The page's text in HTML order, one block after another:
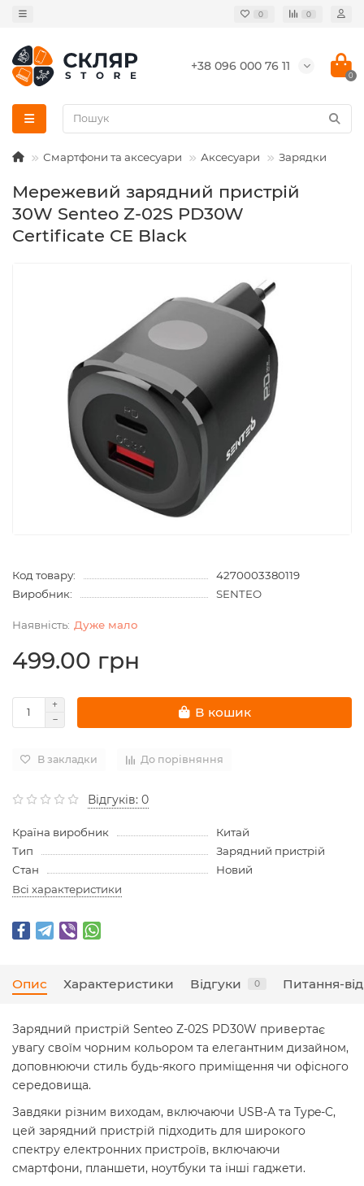
0 0
+38 096 000 76 11
0
Смартфони та аксесуари Аксесуари Зарядки
Мережевий зарядний пристрій
30W Senteo Z-02S PD30W
Certificate CE Black
Код товару:
4270003380119
Виробник:
SENTEO
Дуже мало
499.00 грн
В кошик
В закладки До порівняння
Відгуків: 0
Країна виробник
Китай
Тип
Зарядний пристрій
Стан
Новий
Всі характеристики
Опис Характеристики Відгуки 0 Питання-
Зарядний пристрій Senteo Z-02S PD30W привертає
увагу своїм чорним кольором та елегантним дизайном,
доповнюючи стиль будь-якого приміщення чи офісного
середовища.
Завдяки різним виходам, включаючи USB-A та Type-C,
цей зарядний пристрій підходить для широкого
спектру електронних пристроїв, включаючи
смартфони, планшети, ноутбуки та інші гаджети.